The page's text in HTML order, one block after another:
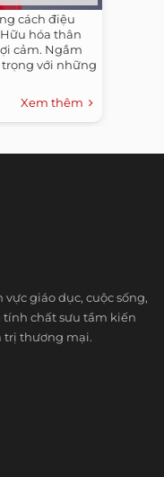
cách điệu
hóa thân
cảm. Ngắm
với những
Xem thêm
giáo dục, cuộc sống,
tính chất sưu tầm kiến
trị thương mại.